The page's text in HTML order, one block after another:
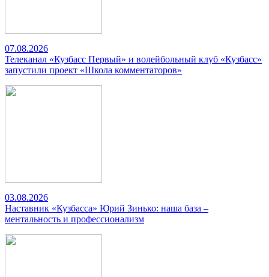
07.08.2026
Телеканал «Кузбасс Первый» и волейбольный клуб «Кузбасс»
запустили проект «Школа комментаторов»
03.08.2026
Наставник «Кузбасса» Юрий Зинько: наша база –
ментальность и профессионализм